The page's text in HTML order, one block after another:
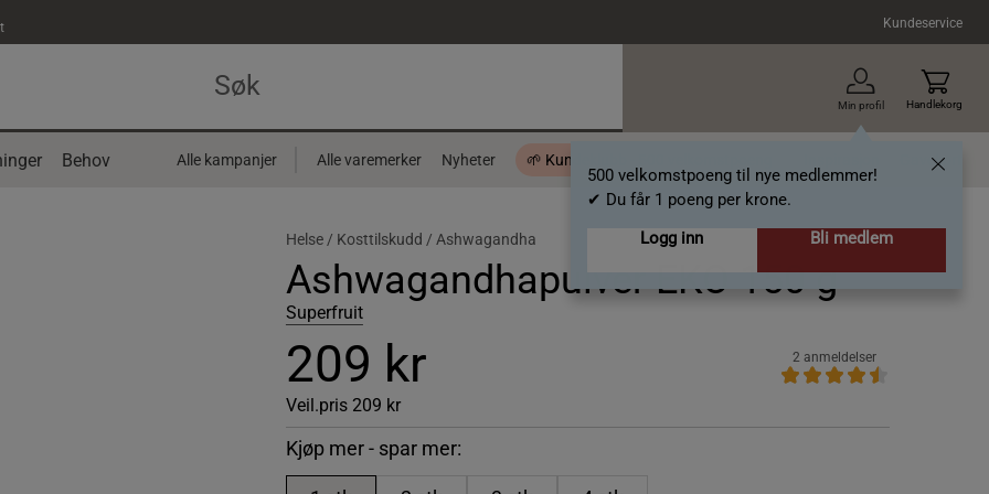
Kundeservice
Min profil
500 velkomstpoeng til nye medlemmer!
✔ Du får 1 poeng per krone.
Logg inn
Bli medlem
Handlekorg
Behov Alle kampanjer Alle varemerker Nyheter 🌱 Kundeklubb - 500 velkomstpoeng Gavekort
Helse / Kosttilskudd / Ashwagandha
Ashwagandhapulver EKO 150 g
Superfruit
209 kr
Veil.pris 209 kr
2 anmeldelser
Kjøp mer - spar mer: